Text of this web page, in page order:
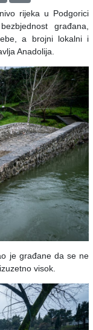
rijeka u Podgorici
građana,
a brojni lokalni i
Anadolija.
je građane da se ne
visok.